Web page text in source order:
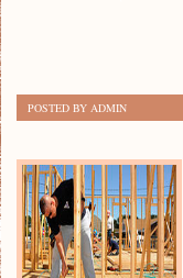
POSTED BY ADMIN